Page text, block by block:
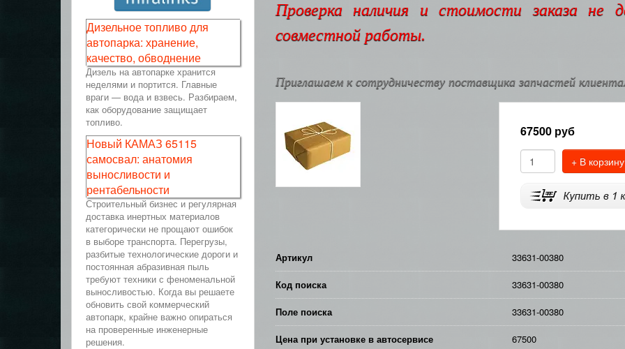
Проверка наличия и стоимости заказа не
совместной работы.
Приглашаем к сотрудничеству поставщика запчастей
67500руб
+ В корзину
Артикул 33631-00380
Код поиска 33631-00380
Поле поиска 33631-00380
Цена при установке в автосервисе 67500
Дизельное топливо для
автопарка: хранение,
качество, обводнение
Дизель на автопарке хранится
неделями и портится. Главные
враги — вода и взвесь. Разбираем,
как оборудование защищает
топливо.
Новый КАМАЗ 65115
самосвал: анатомия
выносливости и
рентабельности
Строительный бизнес и регулярная
доставка инертных материалов
категорически не прощают ошибок
в выборе транспорта. Перегрузы,
разбитые технологические дороги и
постоянная абразивная пыль
требуют техники с феноменальной
выносливостью. Когда вы решаете
обновить свой коммерческий
автопарк, крайне важно опираться
на проверенные инженерные
решения.